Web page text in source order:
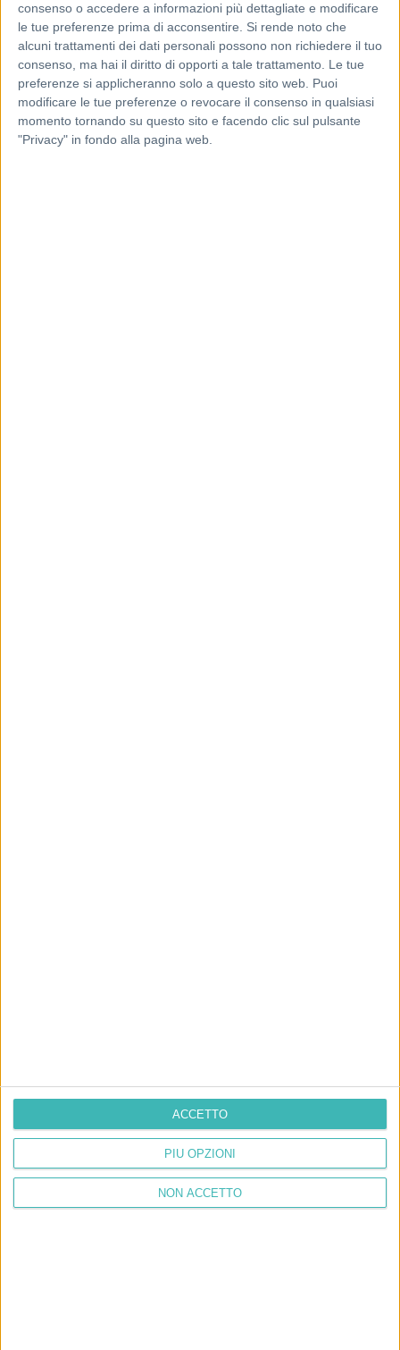
consenso o accedere a informazioni più dettagliate e modificare
le tue preferenze prima di acconsentire.
Si rende noto che
alcuni trattamenti dei dati personali possono non richiedere il tuo
consenso, ma hai il diritto di opporti a tale trattamento. Le tue
preferenze si applicheranno solo a questo sito web. Puoi
modificare le tue preferenze o revocare il consenso in qualsiasi
momento tornando su questo sito e facendo clic sul pulsante
"Privacy" in fondo alla pagina web.
PIÙ OPZIONI
NON ACCETTO
ACCETTO